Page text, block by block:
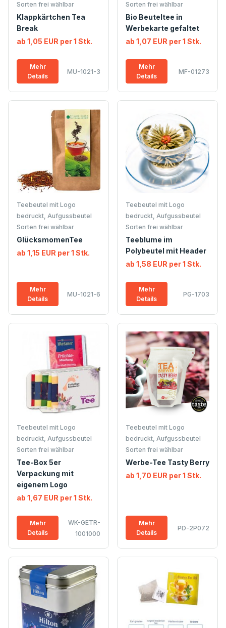
Sorten frei wählbar
Klappkärtchen Tea
Break
ab 1,05 EUR per 1 Stk.
Mehr
Details
MU-1021-3
Sorten frei wählbar
Bio Beuteltee in
Werbekarte gefaltet
ab 1,07 EUR per 1 Stk.
Mehr
Details
MF-01273
Teebeutel mit Logo
bedruckt, Aufgussbeutel
Sorten frei wählbar
GlücksmomenTee
ab 1,15 EUR per 1 Stk.
Mehr
Details
MU-1021-6
Teebeutel mit Logo
bedruckt, Aufgussbeutel
Sorten frei wählbar
Teeblume im
Polybeutel mit Header
ab 1,58 EUR per 1 Stk.
Mehr
Details
PG-1703
Teebeutel mit Logo
bedruckt, Aufgussbeutel
Sorten frei wählbar
Tee-Box 5er
Verpackung mit
eigenem Logo
ab 1,67 EUR per 1 Stk.
Mehr
Details
WK-GETR-
1001000
Teebeutel mit Logo
bedruckt, Aufgussbeutel
Sorten frei wählbar
Werbe-Tee Tasty Berry
ab 1,70 EUR per 1 Stk.
Mehr
Details
PD-2P072